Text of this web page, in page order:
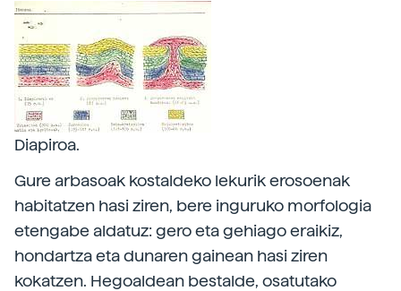
Diapiroa.
Gure arbasoak kostaldeko lekurik erosoenak
habitatzen hasi ziren, bere inguruko morfologia
etengabe aldatuz: gero eta gehiago eraikiz,
hondartza eta dunaren gainean hasi ziren
kokatzen. Hegoaldean bestalde, osatutako